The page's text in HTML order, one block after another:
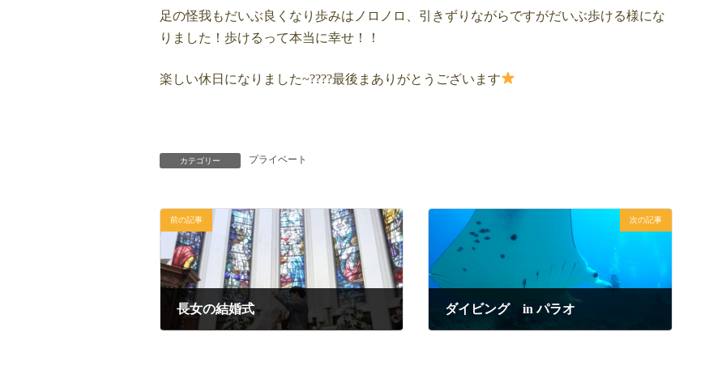
足の怪我もだいぶ良くなり歩みはノロノロ、引きずりながらですがだいぶ歩ける様にな
りました！歩けるって本当に幸せ！！
楽しい休日になりました~????最後まありがとうございます
カテゴリー プライベート
前の記事
長女の結婚式
次の記事
ダイビング in パラオ